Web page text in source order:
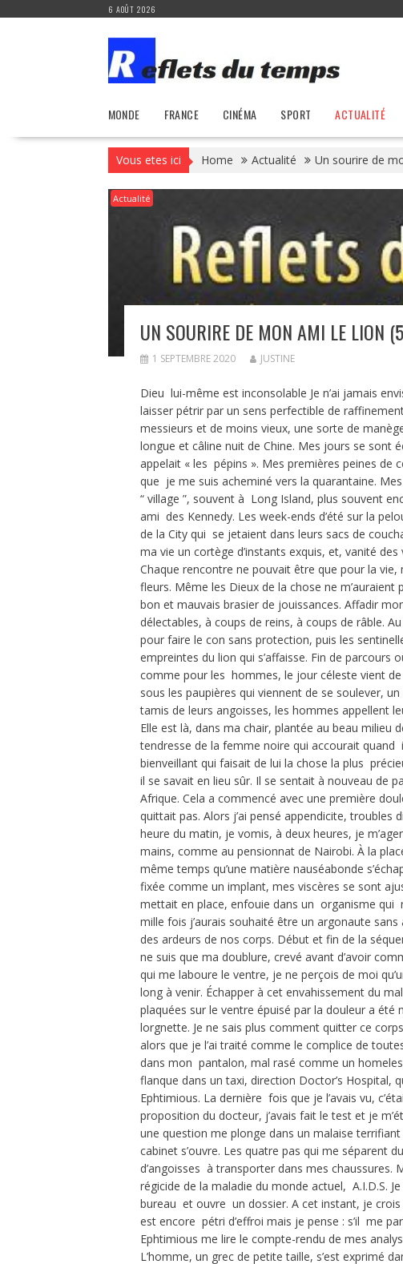
6 AOÛT 2026
MONDE FRANCE CINÉMA SPORT ACTUALITÉ
Vous etes ici Home Actualité Un sourire de
Actualité
UN SOURIRE DE MON AMI LE LION
1 SEPTEMBRE 2020 JUSTINE
Dieu lui-même est inconsolable Je n’ai jamais envisagé l’existence sous un autre angle que celui de me laisser pétrir par un sens perfectible de raffinement, dans une suite de jours de grâces, de vieux messieurs et de moins vieux, une sorte de manège où la passion donnée, reçue, a fait de ma vie une longue et câline nuit de Chine. Mes jours se sont écoulés confortablement à l’abri de ce que ma mère appelait « les pépins ». Mes premières peines de cœur ne m’ayant pas terrassé, c’est sans grand fracas que je me suis acheminé vers la quarantaine. Mes jours, mes années ont vite passé, à naviguer dans le “ village ”, souvent à Long Island, plus souvent encore up-state New York, à Rheincliff, chez Victor, un ami des Kennedy. Les week-ends d’été sur la pelouse, les longues siestes, les amis arrivés dans la nuit de la City qui se jetaient dans leurs sacs de couchage pour partager le café du matin avaient fait de ma vie un cortège d’instants exquis, et, vanité des vanités de moi, un maître de l’art à la manœuvre. Chaque rencontre ne pouvait être que pour la vie, mais « loving » ne durait que le temps d’un cerisier en fleurs. Même les Dieux de la chose ne m’auraient pas ravi la flamme du charme de ces aubaines, de ce bon et mauvais brasier de jouissances. Affadir mon langage serait un viol manifeste de ces temps délectables, à coups de reins, à coups de râble. Au début je ne me suis pas inquiété, j’en avais trop vu pour faire le con sans protection, puis les sentinelles se sont endormies. Dernières foulées, ultimes empreintes du lion qui s’affaisse. Fin de parcours où les feuilles ne bruissent plus. Pour les animaux comme pour les hommes, le jour céleste vient de se lever. Le roi meurt dans la lumière naissante, sous les paupières qui viennent de se soulever, un rayon de soleil passe encore. Depuis mille ans, au tamis de leurs angoisses, les hommes appellent leur mère. Les bêtes aussi. La flèche s’est enfoncée. Elle est là, dans ma chair, plantée au beau milieu de mon corps. Cheanee se souvint du regard de tendresse de la femme noire qui accourait quand il s’inventait un danger. Il avait besoin de ce regard bienveillant qui faisait de lui la chose la plus précieuse que cette femme possédait au monde. Avec elle, il se savait en lieu sûr. Il se sentait à nouveau de passage, comme dans le temps de son enfance en Afrique. Cela a commencé avec une première douleur dans l’abdomen et une petite fièvre qui ne me quittait pas. Alors j’ai pensé appendicite, troubles digestifs, des mots qui rassurent. Cette nuit, à une heure du matin, je vomis, à deux heures, je m’agenouille au pied du lit, j’enfouis ma tête dans mes mains, comme au pensionnat de Nairobi. À la place d’une prière, c’est un gémissement qui sort, en même temps qu’une matière nauséabonde s’échappe de mon ventre ballonné. Alors une sale idée s’est fixée comme un implant, mes viscères se sont ajustés à une sensation très nette : quelque chose se mettait en place, enfouie dans un organisme qui risquait illico presto de m’être hostile. Pas une mais mille fois j’aurais souhaité être un argonaute sans autre visée que de voir l’autre se tordre fébrilement des ardeurs de nos corps. Début et fin de la séquence érotique, la flèche a saccagé le rêve sensuel. Je ne suis que ma doublure, crevé avant d’avoir commencé, sans pouvoir oublier cette main omniprésente qui me laboure le ventre, je ne perçois de moi qu’un ver agité et enrayé dans ses élans. Le matin a été long à venir. Échapper à cet envahissement du mal qui poussait dans ma tête, plié à terre, les mains plaquées sur le ventre épuisé par la douleur a été ma première épreuve du mal vu par le petit trou de la lorgnette. Je ne sais plus comment quitter ce corps qui me martyrise qui devient mon ennemi cruel alors que je l’ai traité comme le complice de toutes mes extases. Au premier rayon du jour, je me jette dans mon pantalon, mal rasé comme un homeless qui ne s’est pas lavé depuis plusieurs jours. Je me flanque dans un taxi, direction Doctor’s Hospital, quatre-vingt troisième rue, service du Docteur Ephtimious. La dernière fois que je l’avais vu, c’était pour accompagner Luiz. J’avais cédé à la proposition du docteur, j’avais fait le test et je m’étais empressé de tout oublier. Seul sur ma banquette, une question me plonge dans un malaise terrifiant : dans quel enfer vais-je atterrir ? Enfin, la porte du cabinet s’ouvre. Les quatre pas qui me séparent du médecin ont quatre-vingt mille périmètres d’angoisses à transporter dans mes chaussures. Ma tête ne répond à aucune des parades de ce régicide de la maladie du monde actuel, A.I.D.S. Je crois qu’il va m’ausculter mais il se dirige vers